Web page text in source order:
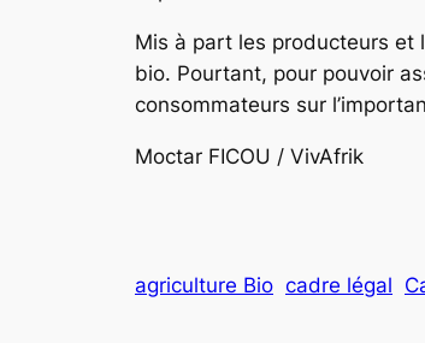
Mis à part les producteurs et
bio. Pourtant, pour pouvoir
consommateurs sur
Moctar FICOU / VivAfrik
agriculture Bio cadre légal